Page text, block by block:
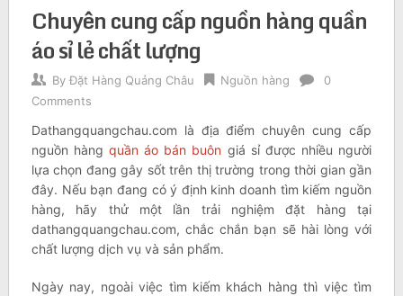
Chuyên cung cấp nguồn hàng quần
áo sỉ lẻ chất lượng
By Đặt Hàng Quảng Châu Nguồn hàng
0
Comments
Dathangquangchau.com là địa điểm chuyên cung cấp
nguồn hàngquần áo bán buôn giá sỉ được nhiều người
lựa chọn đang gây sốt trên thị trường trong thời gian gần
đây. Nếu bạn đang có ý định kinh doanh tìm kiếm nguồn
hàng, hãy thử một lần trải nghiệm đặt hàng tại
dathangquangchau.com, chắc chắn bạn sẽ hài lòng với
chất lượng dịch vụ và sản phẩm.
Ngày nay, ngoài việc tìm kiếm khách hàng thì việc tìm